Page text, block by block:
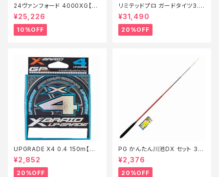
24ヴァンフォード 4000XG【継
続セール_リール】【10】
¥25,226
10%OFF
リミテッドプロ ガードタイツ3.0
FI−540X 黒 LB【特価装備】【2
0】
¥31,490
20%OFF
UPGRADE X4 0.4 150m【特
価仕掛】【20】
¥2,852
20%OFF
PG かんたん川池DX セット 36
0【特価セット】【20】
¥2,376
20%OFF